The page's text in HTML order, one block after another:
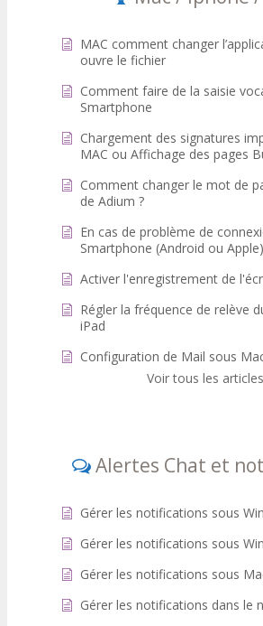
MAC comment changer
ouvre le fichier
Comment faire de la saisie
Smartphone
Chargement des signatures
MAC ou Affichage des pages
Comment changer le mot de
de Adium ?
En cas de problème de
Smartphone (Android ou Apple)
Activer l'enregistrement de
Régler la fréquence de relève
iPad
Configuration de Mail sous
Voir tous les
Alertes Chat et
Gérer les notifications sous
Gérer les notifications sous
Gérer les notifications sous
Gérer les notifications dans le